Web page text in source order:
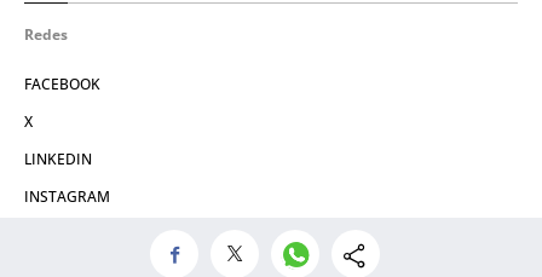
Redes
FACEBOOK
X
LINKEDIN
INSTAGRAM